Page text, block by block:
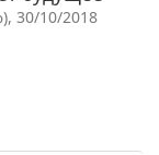
30/10/2018